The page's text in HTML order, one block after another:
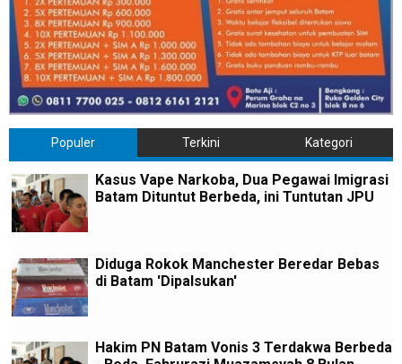
Populer Terkini Kategori
Kasus Vape Narkoba, Dua Pegawai Imigrasi
Batam Dituntut Berbeda, ini Tuntutan JPU
Diduga Rokok Manchester Beredar Bebas
di Batam 'Dipalsukan'
Hakim PN Batam Vonis 3 Terdakwa Berbeda